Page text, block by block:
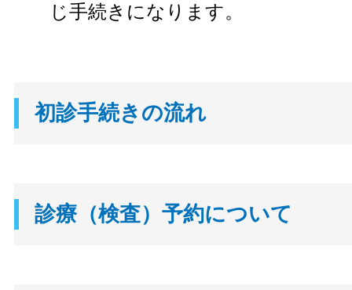
じ手続きになります。
初診手続きの流れ
診療（検査）予約について